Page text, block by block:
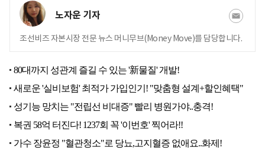
노자운 기자
조선비즈 자본시장 전문 뉴스 머니무브(Money Move)를 담당합니다.